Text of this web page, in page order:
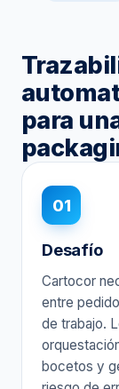
para
01
Desafío
Cartocor
entre
de trabajo.
bocetos y